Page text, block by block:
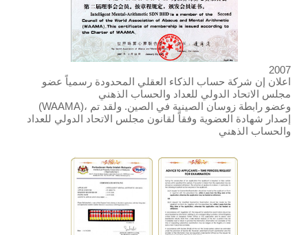
2007
اعلان إن شركة حساب الذكاء العقلي المحدودة رسمياً عضو
مجلس الاتحاد الدولي للعداد والحساب الذهني
(WAAMA)، وعضو رابطة زوسان الصينية في الصين. ولقد تم
إصدار شهادة العضوية وفقاً لقانون مجلس الاتحاد الدولي للعداد
والحساب الذهني